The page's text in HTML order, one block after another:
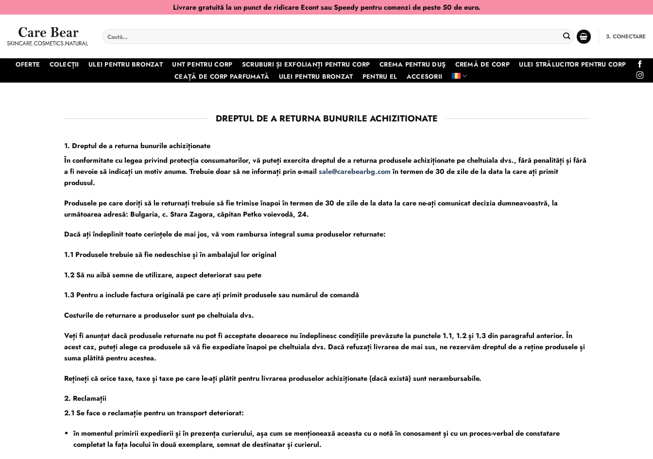
to
content
Livrare gratuită la un punct de ridicare Econt sau Speedy pentru comenzi de peste 50 de euro.
Caută
după:
3. CONECTARE
OFERTE COLECȚII ULEI PENTRU BRONZAT UNT PENTRU CORP SCRUBURI ȘI EXFOLIANȚI PENTRU CORP CREMA PENTRU DUŞ CREMĂ DE CORP
ULEI STRĂLUCITOR PENTRU CORP
CEAȚĂ DE CORP PARFUMATĂ
ULEI PENTRU BRONZAT PENTRU EL ACCESORII
DREPTUL DE A RETURNA BUNURILE ACHIZITIONATE
1. Dreptul de a returna bunurile achiziționate
În conformitate cu legea privind protecția consumatorilor, vă puteți exercita dreptul de a returna produsele achiziționate pe cheltuiala dvs., fără penalități și fără
a fi nevoie să indicați un motiv anume. Trebuie doar să ne informați prin e-mail sale@carebearbg.com în termen de 30 de zile de la data la care ați primit
produsul.
Produsele pe care doriți să le returnați trebuie să fie trimise înapoi în termen de 30 de zile de la data la care ne-ați comunicat decizia dumneavoastră, la
următoarea adresă: Bulgaria, c. Stara Zagora, căpitan Petko voievodă, 24.
Dacă ați îndeplinit toate cerințele de mai jos, vă vom rambursa integral suma produselor returnate:
1.1 Produsele trebuie să fie nedeschise și în ambalajul lor original
1.2 Să nu aibă semne de utilizare, aspect deteriorat sau pete
1.3 Pentru a include factura originală pe care ați primit produsele sau numărul de comandă
Costurile de returnare a produselor sunt pe cheltuiala dvs.
Veți fi anunțat dacă produsele returnate nu pot fi acceptate deoarece nu îndeplinesc condițiile prevăzute la punctele 1.1, 1.2 și 1.3 din paragraful anterior. În
acest caz, puteți alege ca produsele să vă fie expediate înapoi pe cheltuiala dvs. Dacă refuzați livrarea de mai sus, ne rezervăm dreptul de a reține produsele și
suma plătită pentru acestea.
Rețineți că orice taxe, taxe și taxe pe care le-ați plătit pentru livrarea produselor achiziționate (dacă există) sunt nerambursabile.
2. Reclamații
2.1 Se face o reclamație pentru un transport deteriorat:
în momentul primirii expedierii și în prezența curierului, așa cum se menționează aceasta cu o notă în conosament și cu un proces-verbal de constatare
completat la fața locului în două exemplare, semnat de destinatar și curierul.